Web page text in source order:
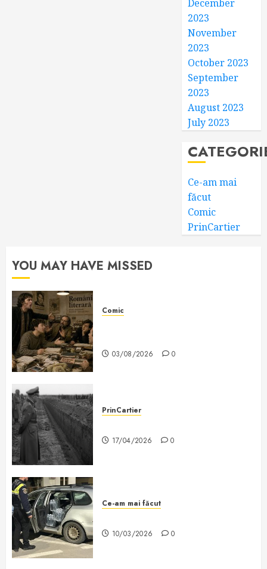
December
2023
November
2023
October 2023
September
2023
August 2023
July 2023
Ce-am mai
făcut
Comic
PrinCartier
YOU MAY HAVE MISSED
Comic
03/08/2026 0
PrinCartier
17/04/2026 0
Ce-am mai făcut
10/03/2026 0